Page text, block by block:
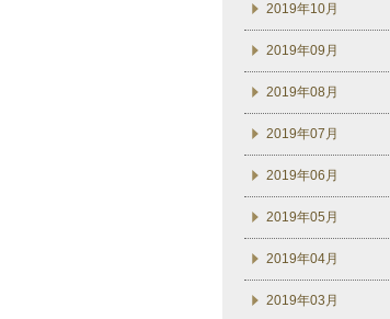
2019年10月
2019年09月
2019年08月
2019年07月
2019年06月
2019年05月
2019年04月
2019年03月